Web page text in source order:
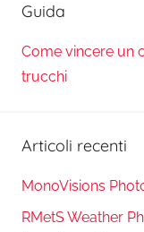
Guida
Come vincere un
trucchi
Articoli recenti
MonoVisions
RMetS Weather